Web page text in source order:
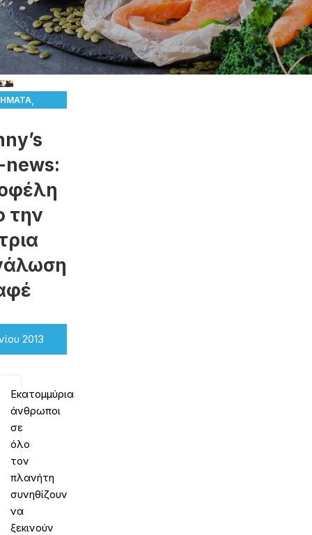
,
ΡΟΦΉΜΑΤΑ
την
2013
Εκατομμύρια
άνθρωποι
σε
όλο
τον
πλανήτη
συνηθίζουν
να
ξεκινούν